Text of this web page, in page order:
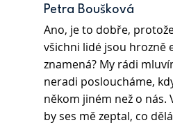
Petra Boušková
Ano, je to dobře,
všichni lidé jsou hrozně
znamená? My rádi
neradi posloucháme,
někom jiném než o nás.
by ses mě zeptal, co